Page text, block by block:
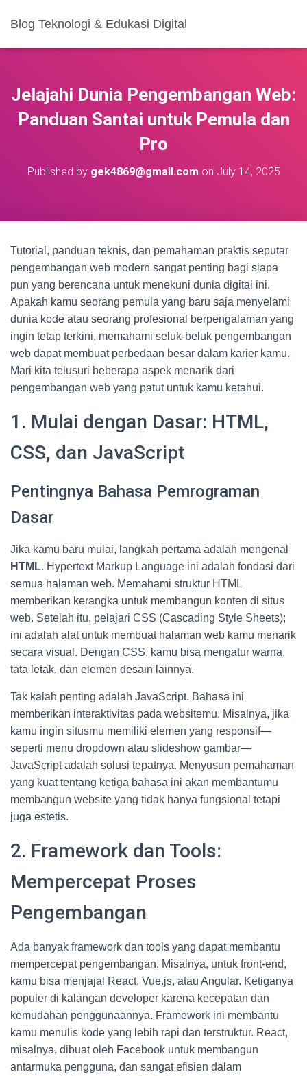
Blog Teknologi & Edukasi Digital
Jelajahi Dunia Pengembangan Web:
Panduan Santai untuk Pemula dan
Pro
Published by gek4869@gmail.com on July 14, 2025
Tutorial, panduan teknis, dan pemahaman praktis seputar
pengembangan web modern sangat penting bagi siapa
pun yang berencana untuk menekuni dunia digital ini.
Apakah kamu seorang pemula yang baru saja menyelami
dunia kode atau seorang profesional berpengalaman yang
ingin tetap terkini, memahami seluk-beluk pengembangan
web dapat membuat perbedaan besar dalam karier kamu.
Mari kita telusuri beberapa aspek menarik dari
pengembangan web yang patut untuk kamu ketahui.
1. Mulai dengan Dasar: HTML,
CSS, dan JavaScript
Pentingnya Bahasa Pemrograman
Dasar
Jika kamu baru mulai, langkah pertama adalah mengenal
HTML. Hypertext Markup Language ini adalah fondasi dari
semua halaman web. Memahami struktur HTML
memberikan kerangka untuk membangun konten di situs
web. Setelah itu, pelajari CSS (Cascading Style Sheets);
ini adalah alat untuk membuat halaman web kamu menarik
secara visual. Dengan CSS, kamu bisa mengatur warna,
tata letak, dan elemen desain lainnya.
Tak kalah penting adalah JavaScript. Bahasa ini
memberikan interaktivitas pada websitemu. Misalnya, jika
kamu ingin situsmu memiliki elemen yang responsif—
seperti menu dropdown atau slideshow gambar—
JavaScript adalah solusi tepatnya. Menyusun pemahaman
yang kuat tentang ketiga bahasa ini akan membantumu
membangun website yang tidak hanya fungsional tetapi
juga estetis.
2. Framework dan Tools:
Mempercepat Proses
Pengembangan
Ada banyak framework dan tools yang dapat membantu
mempercepat pengembangan. Misalnya, untuk front-end,
kamu bisa menjajal React, Vue.js, atau Angular. Ketiganya
populer di kalangan developer karena kecepatan dan
kemudahan penggunaannya. Framework ini membantu
kamu menulis kode yang lebih rapi dan terstruktur. React,
misalnya, dibuat oleh Facebook untuk membangun
antarmuka pengguna, dan sangat efisien dalam